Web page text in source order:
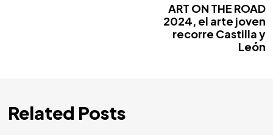
ART ON THE ROAD
2024, el arte joven
recorre Castilla y
León
Related Posts